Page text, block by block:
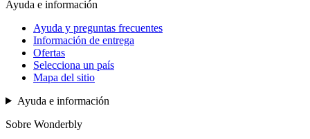
Ayuda e información
Ayuda y preguntas frecuentes
Información de entrega
Ofertas
Selecciona un país
Mapa del sitio
Ayuda e información
Sobre Wonderbly